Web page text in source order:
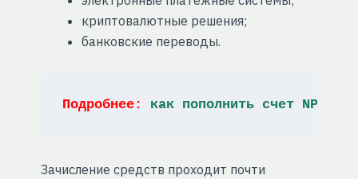
криптовалютные решения;
банковские переводы.
Подробнее: как пополнить счет NPBFX
Зачисление средств проходит почти